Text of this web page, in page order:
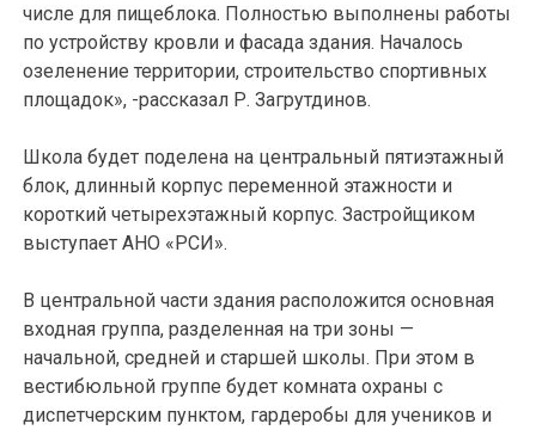
числе для пищеблока. Полностью выполнены работы
по устройству кровли и фасада здания. Началось
озеленение территории, строительство спортивных
площадок», -рассказал Р. Загрутдинов.
Школа будет поделена на центральный пятиэтажный
блок, длинный корпус переменной этажности и
короткий четырехэтажный корпус. Застройщиком
выступает АНО «РСИ».
В центральной части здания расположится основная
входная группа, разделенная на три зоны —
начальной, средней и старшей школы. При этом в
вестибюльной группе будет комната охраны с
диспетчерским пунктом, гардеробы для учеников и